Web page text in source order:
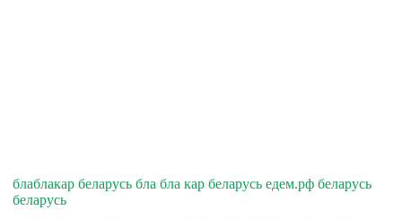
блаблакар беларусь бла бла кар беларусь едем.рф беларусь
беларусь